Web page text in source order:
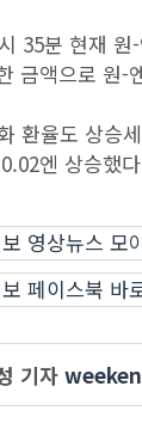
35분 현재
금액으로 원-
환율도 상승
엔 상승했
영상뉴스 모
페이스북 바
기자